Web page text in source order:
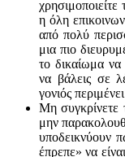
χρησιμοποιείτε
η όλη
από πολύ
μια πιο
το δικαίωμα να
να βάλεις σε
γονιός
Μη συγκρίνετε
μην
υποδεικνύουν
έπρεπε» να